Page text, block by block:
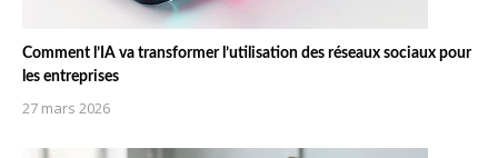
Comment l’IA va transformer l’utilisation des réseaux sociaux pour
les entreprises
27 mars 2026